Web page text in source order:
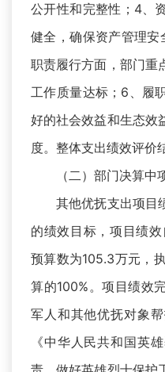
公开性和完整性；4、
健全，确保资产管理安
职责履行方面，部门重
工作质量达标；6、履
好的社会效益和生态效
度。整体支出绩效评价
（二）部门决算中项
其他优抚支出项目
的绩效目标，项目绩
预算数为105.3万元，
算的100%。项目绩效
军人和其他优抚对象
《中华人民共和国英